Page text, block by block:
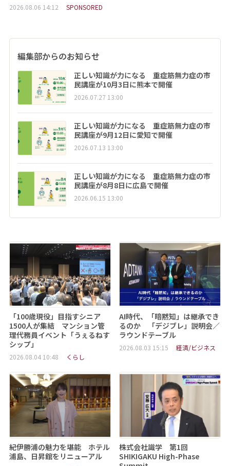
2026.08.06 14:12 SPONSORED
編集部からのお知らせ
正しい知識が力になる 重症筋無力症の市
民講座が10月3日に熊本で開催
2026.07.27 13:00
正しい知識が力になる 重症筋無力症の市
民講座が9月12日に愛知で開催
2026.07.13 13:00
正しい知識が力になる 重症筋無力症の市
民講座が8月8日に広島で開催
2026.06.15 13:00
「100歳現役」目指すシニア
1500人が集結 マンション管
理代務員イベント「うぇるねす
シップ」
2026.08.04 10:48 くらし
AI時代、「暗黙知」は継承でき
るのか 「デジブレ」説明会／
ラウンドテーブル
2026.08.03 15:15 経済/ビジネス
紀伊勝浦の魅力を堪能 ホテル
浦島、日昇館をリニューアル
株式会社識学 第1回
SHIKIGAKU High-Phase